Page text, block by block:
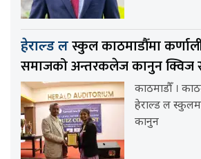
हेराल्ड लस्कुल काठमाडौँमा कर्णाली
समाजको अन्तरकलेज कानुन क्विज
काठमाडौँ ।
हेराल्ड ल
कानुन